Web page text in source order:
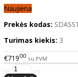
Naujiena
Prekės kodas:
Turimas kiekis: 3
€71900 su PVM